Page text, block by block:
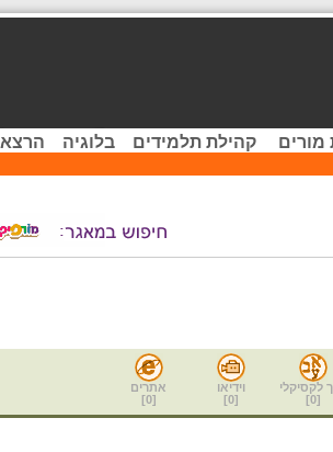
מורים קהילת תלמידים בלוגיה
לקסיקלי
[
0
]
וידיאו
[
0
]
אתרים
[
0
]